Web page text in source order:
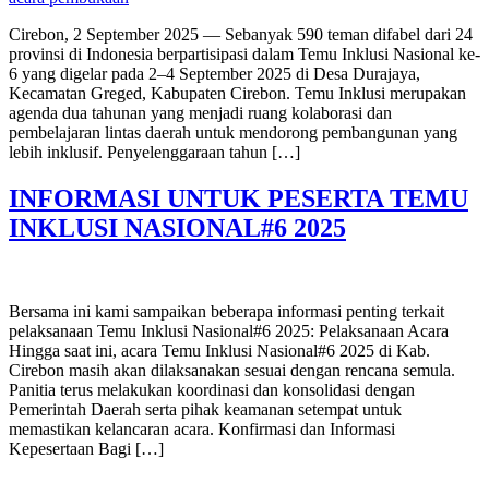
Cirebon, 2 September 2025 — Sebanyak 590 teman difabel dari 24
provinsi di Indonesia berpartisipasi dalam Temu Inklusi Nasional ke-
6 yang digelar pada 2–4 September 2025 di Desa Durajaya,
Kecamatan Greged, Kabupaten Cirebon. Temu Inklusi merupakan
agenda dua tahunan yang menjadi ruang kolaborasi dan
pembelajaran lintas daerah untuk mendorong pembangunan yang
lebih inklusif. Penyelenggaraan tahun […]
INFORMASI UNTUK PESERTA TEMU
INKLUSI NASIONAL#6 2025
Bersama ini kami sampaikan beberapa informasi penting terkait
pelaksanaan Temu Inklusi Nasional#6 2025: Pelaksanaan Acara
Hingga saat ini, acara Temu Inklusi Nasional#6 2025 di Kab.
Cirebon masih akan dilaksanakan sesuai dengan rencana semula.
Panitia terus melakukan koordinasi dan konsolidasi dengan
Pemerintah Daerah serta pihak keamanan setempat untuk
memastikan kelancaran acara. Konfirmasi dan Informasi
Kepesertaan Bagi […]